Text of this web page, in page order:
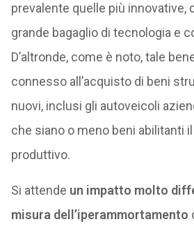
prevalente quelle più innovative,
grande bagaglio di tecnologia e
D’altronde, come è noto, tale
connesso all’acquisto di beni
nuovi, inclusi gli autoveicoli
che siano o meno beni abilitanti
produttivo.
Si attende un impatto molto
misura dell’iperammortamento